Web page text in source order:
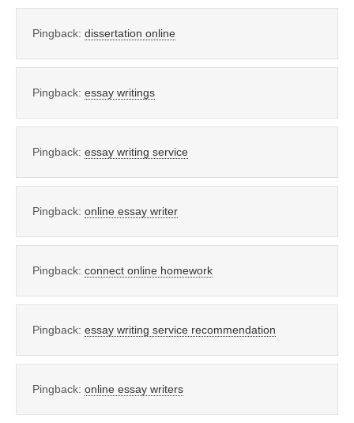
Pingback: dissertation online
Pingback: essay writings
Pingback: essay writing service
Pingback: online essay writer
Pingback: connect online homework
Pingback: essay writing service recommendation
Pingback: online essay writers